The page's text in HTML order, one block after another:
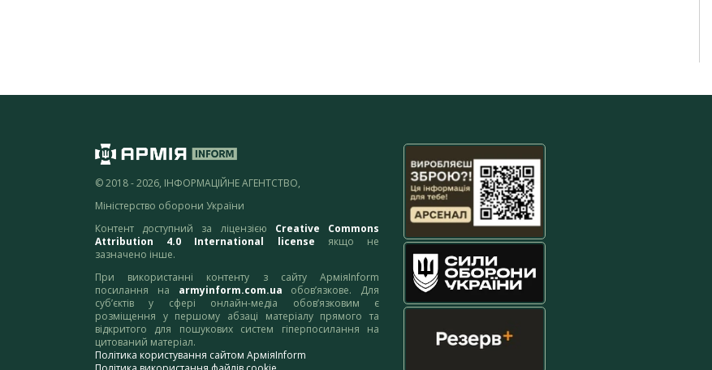
© 2018 - 2026, ІНФОРМАЦІЙНЕ АГЕНТСТВО,
Міністерство оборони України
Контент доступний за ліцензією Creative Commons
Attribution 4.0 International license якщо не
зазначено інше.
При використанні контенту з сайту АрміяInform
посилання на armyinform.com.ua обов’язкове. Для
суб’єктів у сфері онлайн-медіа обов’язковим є
розміщення у першому абзаці матеріалу прямого та
відкритого для пошукових систем гіперпосилання на
цитований матеріал.
Політика користування сайтом АрміяInform